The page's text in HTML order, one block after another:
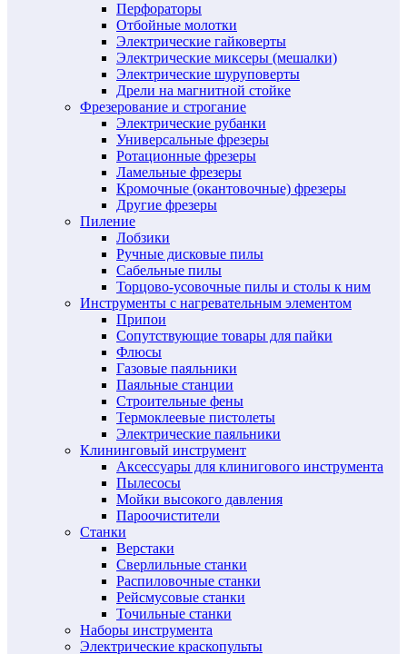
Перфораторы
Отбойные молотки
Электрические гайковерты
Электрические миксеры (мешалки)
Электрические шуруповерты
Дрели на магнитной стойке
Фрезерование и строгание
Электрические рубанки
Универсальные фрезеры
Ротационные фрезеры
Ламельные фрезеры
Кромочные (окантовочные) фрезеры
Другие фрезеры
Пиление
Лобзики
Ручные дисковые пилы
Сабельные пилы
Торцово-усовочные пилы и столы к ним
Инструменты с нагревательным элементом
Припои
Сопутствующие товары для пайки
Флюсы
Газовые паяльники
Паяльные станции
Строительные фены
Термоклеевые пистолеты
Электрические паяльники
Клининговый инструмент
Аксессуары для клинигового инструмента
Пылесосы
Мойки высокого давления
Пароочистители
Станки
Верстаки
Сверлильные станки
Распиловочные станки
Рейсмусовые станки
Точильные станки
Наборы инструмента
Электрические краскопульты